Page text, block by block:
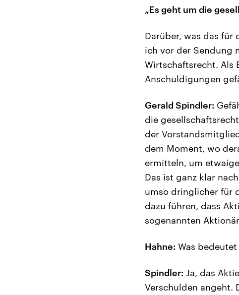
„Es geht um die
Darüber, was das
ich vor der Sendung
Wirtschaftsrecht. Als
Anschuldigungen
Gerald Spindler:
die
der
dem Moment, wo
ermitteln, um
Das ist ganz klar
umso dringlicher für
dazu führen, dass
sogenannten
Hahne: Was
Spindler: Ja, das
Verschulden angeht.